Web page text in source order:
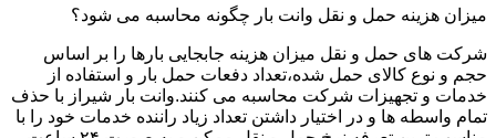
میزان هزینه حمل و نقل وانت بار چگونه محاسبه می شود؟
شرکت های حمل و نقل میزان هزینه جابجایی بارها را بر اساس
حجم و نوع کالای حمل شده،تعداد دفعات حمل بار و استفاده از
خدمات و تجهیزات شرکت محاسبه می کنند.وانت بار شیراز با حذف
تمام واسطه ها و در اختیار داشتن تعداد زیاد راننده خدمات خود را با